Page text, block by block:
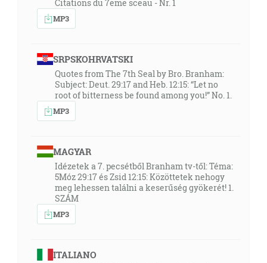
Citations du 7eme sceau - Nr. 1
MP3
SRPSKOHRVATSKI
Quotes from The 7th Seal by Bro. Branham:
Subject: Deut. 29:17 and Heb. 12:15: “Let no
root of bitterness be found among you!” No. 1.
MP3
MAGYAR
Idézetek a 7. pecsétből Branham tv-től: Téma:
5Móz 29:17 és Zsid 12:15: Közöttetek nehogy
meg lehessen találni a keserűség gyökerét! 1.
SZÁM
MP3
ITALIANO